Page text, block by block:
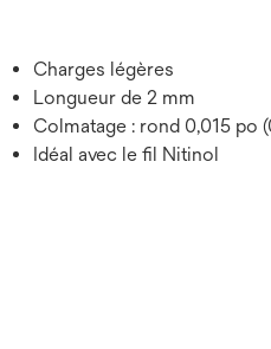
Charges légères
Longueur de 2 mm
Colmatage : rond 0,015 po
Idéal avec le fil Nitinol